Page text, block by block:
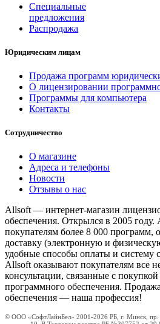
Специальные
предложения
Распродажа
Юридическим лицам
Продажа программ
О лицензировании
Программы для компьютера
Контакты
Сотрудничество
О магазине
Адреса и телефоны
Новости
Отзывы о нас
Allsoft — интернет-магазин
обеспечения. Открылся в 2005 году.
покупателям более 8 000 программ,
доставку (электронную и
удобные способы оплаты и систему
Allsoft оказывают покупателям все
консультации, связанные с
программного обеспечения.
обеспечения — наша профессия!
© ООО «СофтЛайнБел» 2001-2026 РБ, г. Минск, пр.